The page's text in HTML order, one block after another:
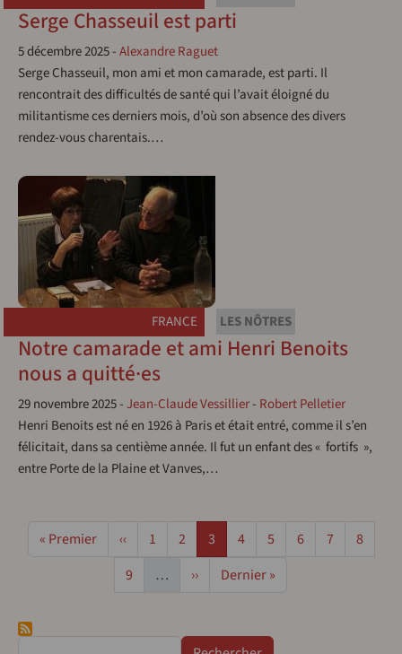
Serge Chasseuil est parti
5 décembre 2025-Alexandre Raguet
Serge Chasseuil, mon ami et mon camarade, est parti. Il
rencontrait des difficultés de santé qui l’avait éloigné du
militantisme ces derniers mois, d’où son absence des divers
rendez-vous charentais.…
FRANCE LES NÔTRES
Notre camarade et ami Henri Benoits
nous a quitté·es
29 novembre 2025-Jean-Claude Vessillier- Robert Pelletier
Henri Benoits est né en 1926 à Paris et était entré, comme il s’en
félicitait, dans sa centième année. Il fut un enfant des « fortifs »,
entre Porte de la Plaine et Vanves,…
Première page
« Premier Page précédente
‹‹ Page
1 Page
2 Page
3 Page
4 Page
5 Page
6 Page
7 Page
8
Page
9 … Page suivante
›› Dernière page
Dernier »